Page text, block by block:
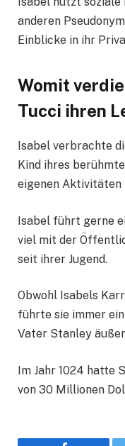
anderen
Einblicke in ihr
Womit
Tucci ihren
Isabel verbrachte
Kind ihres
eigenen Aktivitäten
Isabel führt gerne
viel mit der
seit ihrer Jugend.
Obwohl Isabels
führte sie immer
Vater Stanley
Im Jahr 1024 hatte
von 30 Millionen